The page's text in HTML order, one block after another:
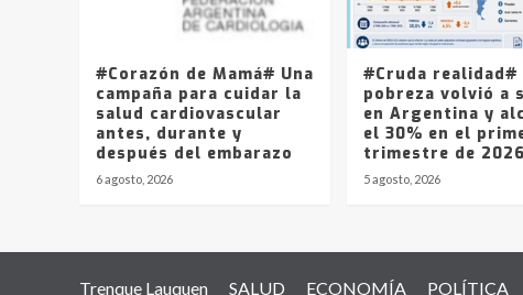
#Corazón de Mamá# Una
campaña para cuidar la
salud cardiovascular
antes, durante y
después del embarazo
6 agosto, 2026
#Cruda realidad#
pobreza volvió a
en Argentina y
el 30% en el
trimestre de 2026
5 agosto, 2026
Trenque Lauquen SALUD ECONOMÍA POLÍTICA